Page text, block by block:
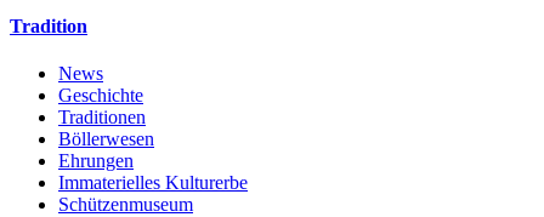
Tradition
News
Geschichte
Traditionen
Böllerwesen
Ehrungen
Immaterielles Kulturerbe
Schützenmuseum